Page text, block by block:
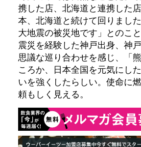
携した店、北海道と連携した
本、北海道と続けて回りまし
大地震の被災地です」とのこ
震災を経験した神戸出身、神
思議な巡り合わせを感じ、「
ころか、日本全国を元気にし
いを強くしたらしい。使命に
頼もしく見える。